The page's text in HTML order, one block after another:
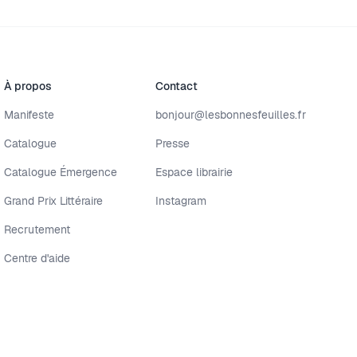
À propos
Manifeste
Catalogue
Catalogue Émergence
Grand Prix Littéraire
Recrutement
Centre d'aide
Contact
bonjour@lesbonnesfeuilles.fr
Presse
Espace librairie
Instagram